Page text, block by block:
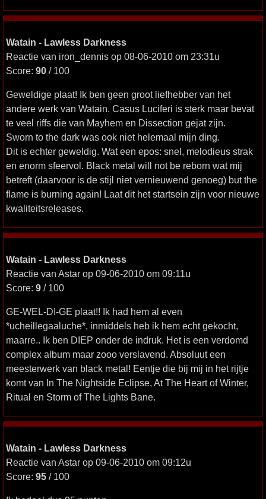
Watain - Lawless Darkness
Reactie van iron_dennis op 08-06-2010 om 23:31u
Score: 90 / 100
Geweldige plaat! Ik ben geen groot liefhebber van het
andere werk van Watain. Casus Luciferi is sterk maar bevat
te veel riffs die van Mayhem en Dissection gejat zijn.
Sworn to the dark was ook niet helemaal mijn ding.
Dit is echter geweldig. Wat een epos: snel, melodieus strak
en enorm sfeervol. Black metal will not be reborn wat mij
betreft (daarvoor is de stijl niet vernieuwend genoeg) but the
flame is burning again! Laat dit het startsein zijn voor nieuwe
kwaliteitsreleases.
Watain - Lawless Darkness
Reactie van Astar op 09-06-2010 om 09:11u
Score: 9 / 100
GE-WEL-DI-GE plaat!! Ik had hem al even
*ucheillegaaluche*, inmiddels heb ik hem echt gekocht,
maarre.. Ik ben DIEP onder de indruk. Het is een verdomd
complex album maar zooo verslavend. Absoluut een
meesterwerk van black metal! Eentje die bij mij in het rijtje
komt van In The Nightside Eclipse, At The Heart of Winter,
Ritual en Storm of The Lights Bane.
Watain - Lawless Darkness
Reactie van Astar op 09-06-2010 om 09:12u
Score: 95 / 100